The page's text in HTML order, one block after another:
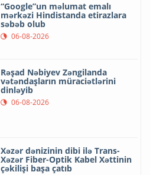
“Google”un məlumat emalı
mərkəzi Hindistanda etirazlara
səbəb olub
06-08-2026
Rəşad Nəbiyev Zəngilanda
vətəndaşların müraciətlərini
dinləyib
06-08-2026
Xəzər dənizinin dibi ilə Trans-
Xəzər Fiber-Optik Kabel Xəttinin
çəkilişi başa çatıb